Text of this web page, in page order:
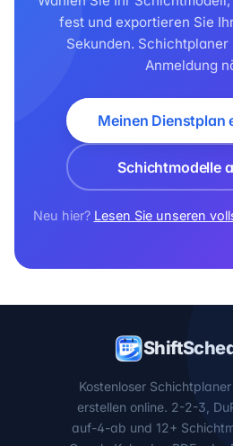
fest und exportieren Sie
Sekunden. Schichtplaner
Anmeldung
Meinen Dienstplan
Schichtmodelle
Neu hier? Lesen Sie unseren
Kostenloser
erstellen online. 2-2-3,
auf-4-ab und 12+